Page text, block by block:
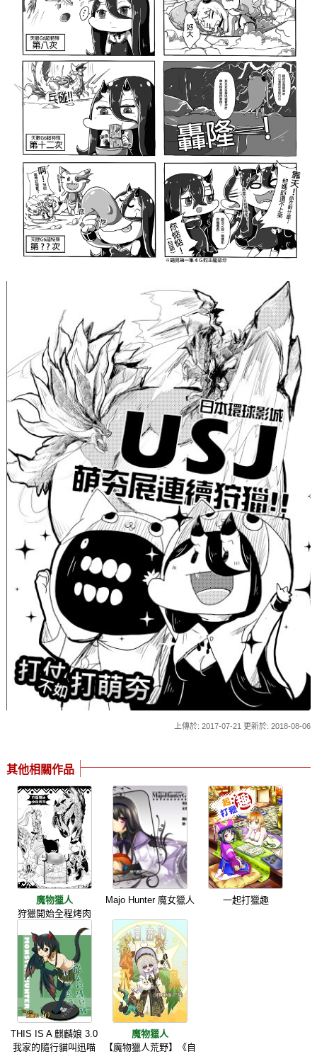
上傳於: 2017-07-21 更新於: 2018-08-06
其他相關作品
魔物獵人
狩獵開始全程烤肉
Majo Hunter 魔女獵人 一起打獵趣
THIS IS A 麒麟娘 3.0
我家的隨行貓叫迅喵
魔物獵人
【魔物獵人荒野】《自